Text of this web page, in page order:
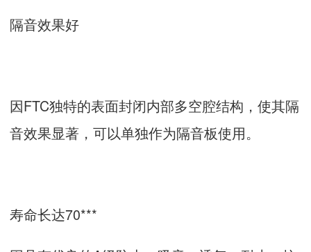
隔音效果好
因FTC独特的表面封闭内部多空腔结构，使其隔
音效果显著，可以单独作为隔音板使用。
寿命长达70***